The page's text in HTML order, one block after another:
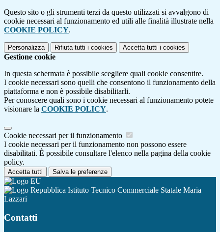
Questo sito o gli strumenti terzi da questo utilizzati si avvalgono di
cookie necessari al funzionamento ed utili alle finalità illustrate nella
COOKIE POLICY.
Personalizza Rifiuta tutti i cookies Accetta tutti i cookies
Gestione cookie
In questa schermata è possibile scegliere quali cookie consentire.
I cookie necessari sono quelli che consentono il funzionamento della
piattaforma e non è possibile disabilitarli.
Per conoscere quali sono i cookie necessari al funzionamento potete
visionare la COOKIE POLICY.
Cookie necessari per il funzionamento
I cookie necessari per il funzionamento non possono essere
disabilitati. È possibile consultare l'elenco nella pagina della cookie
policy.
Accetta tutti Salva le preferenze
Istituto Tecnico Commerciale Statale Maria
Lazzari
Contatti